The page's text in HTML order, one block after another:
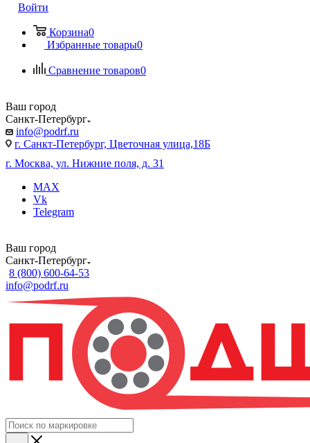
Войти
Корзина0
Избранные товары0
Сравнение товаров0
Ваш город
Санкт-Петербург
info@podrf.ru
г. Санкт-Петербург, Цветочная улица,18Б
г. Москва, ул. Нижние поля, д. 31
MAX
Vk
Telegram
Ваш город
Санкт-Петербург
8 (800) 600-64-53
info@podrf.ru